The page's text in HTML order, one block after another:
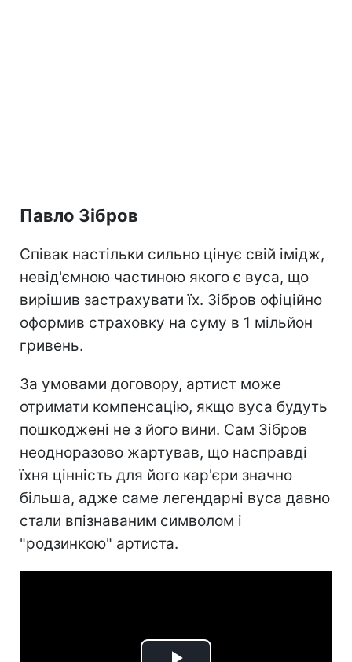
Павло Зібров
Співак настільки сильно цінує свій імідж,
невід'ємною частиною якого є вуса, що
вирішив застрахувати їх. Зібров офіційно
оформив страховку на суму в 1 мільйон
гривень.
За умовами договору, артист може
отримати компенсацію, якщо вуса будуть
пошкоджені не з його вини. Сам Зібров
неодноразово жартував, що насправді
їхня цінність для його кар'єри значно
більша, адже саме легендарні вуса давно
стали впізнаваним символом і
"родзинкою" артиста.